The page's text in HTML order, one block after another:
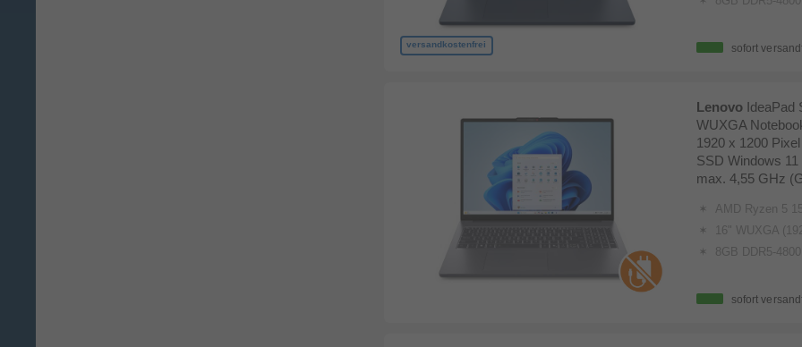
versandkostenfrei sofort
Lenovo IdeaPad
WUXGA
1920 x 1200
SSD Windows
max. 4,55 GHz
AMD Ryzen 5 150 (6C/
16" WUXGA
8GB DDR5-4800
sofort